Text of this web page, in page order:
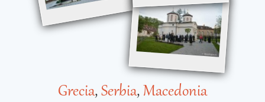
Grecia,Serbia,Macedonia